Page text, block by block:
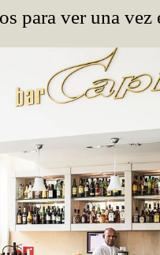
para ver una vez